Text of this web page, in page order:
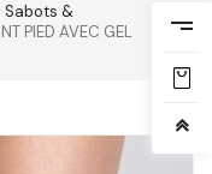
Sabots &
PIED AVEC GEL